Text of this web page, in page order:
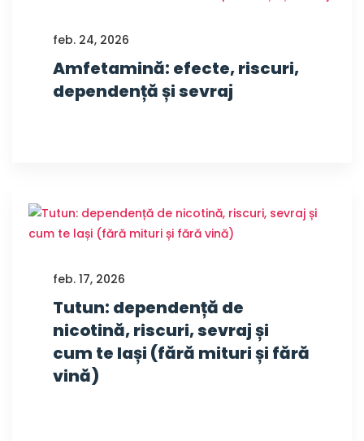
feb. 24, 2026
Amfetamină: efecte, riscuri,
dependență și sevraj
feb. 17, 2026
Tutun: dependență de
nicotină, riscuri, sevraj și
cum te lași (fără mituri și fără
vină)